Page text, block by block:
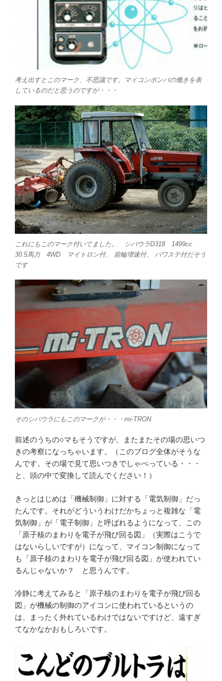
考え出すとこのマーク、不思議です。マイコンポンパの働きを表
しているのだと思うのですが・・・
これにもこのマーク付いてました。 シバウラD318 1499cc
30.5馬力 4WD マイトロン付、 前輪増速付、 パワステ付だそう
です
そのシバウラにもこのマークが・・・mi-TRON
前述のうちの○マもそうですが、またまたその場の思いつ
きの考察になっちゃいます。（このブログ全体がそうな
んです。その場で見て思いつきでしゃべっている・・・
と、頭の中で変換して読んでください！）
きっとはじめは「機械制御」に対する「電気制御」だっ
たんです。それがどういうわけだかちょっと複雑な「電
気制御」が「電子制御」と呼ばれるようになって、この
「原子核のまわりを電子が飛び回る図」（実際はこうで
はないらしいですが）になって、マイコン制御になって
も「原子核のまわりを電子が飛び回る図」が使われてい
るんじゃないか？ と思うんです。
冷静に考えてみると「原子核のまわりを電子が飛び回る
図」が機械の制御のアイコンに使われているというの
は、まったく外れているわけではないですけど、遠すぎ
てなかなかおもしろいです。